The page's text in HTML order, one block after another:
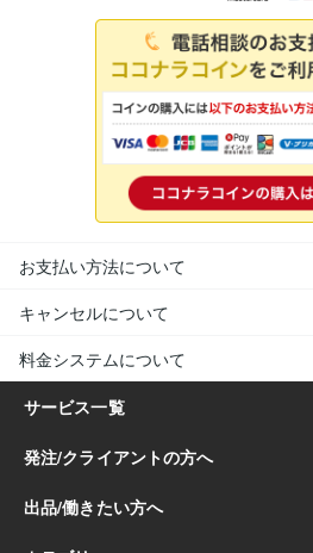
お支払い方法について
キャンセルについて
料金システムについて